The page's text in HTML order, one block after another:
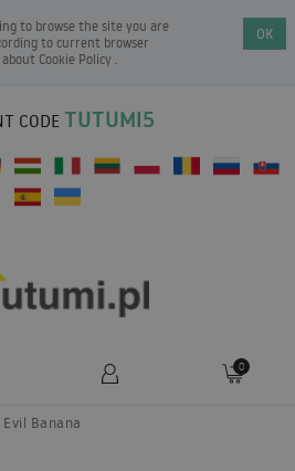
to browse the site you are
to current browser
Cookie Policy .
OK
CODE TUTUMI5
0
Banana